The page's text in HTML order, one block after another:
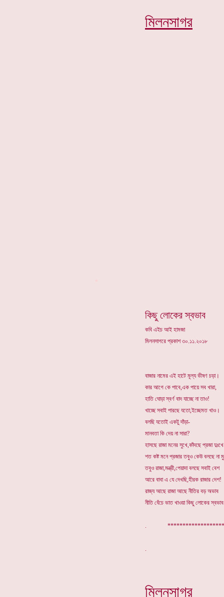
মিলনসাগর
কিছু লোকের স্বভাব
কবি এইচ আই হামজা
মিলনসাগরে প্রকাশ ৩০.১১.২০১৮
বাজার নামের এই হাটে মূল্য ভীষণ চড়া।
কার আগে কে পাবে,এক পায়ে সব খারা,
হাতি ঘোড়া স্বর্ণ বাদ যাচ্ছে না তাও!
খাচ্ছে সবাই পারছে যতো,ইচ্ছেমত খাও।
বলছি যতোই একটু দাঁড়া-
মানবতা কি দেয় না সারা?
হাসছে রাজা মনের সুখে,কাঁদছে প্রজা
শত কষ্ট মনে প্রজার তবুও কেউ বলছে না
তবুও রাজা,মন্ত্রী,পেয়াদা বলছে সবাই বেশ
আরে বাবা এ যে দেখছি,হীরক রাজার দেশ!
রাজ্য আছে রাজা আছে নীতির বড় অভাব
নীতি বেঁচে ভাত খাওয়া কিছু লোকের
.
মিলনসাগর